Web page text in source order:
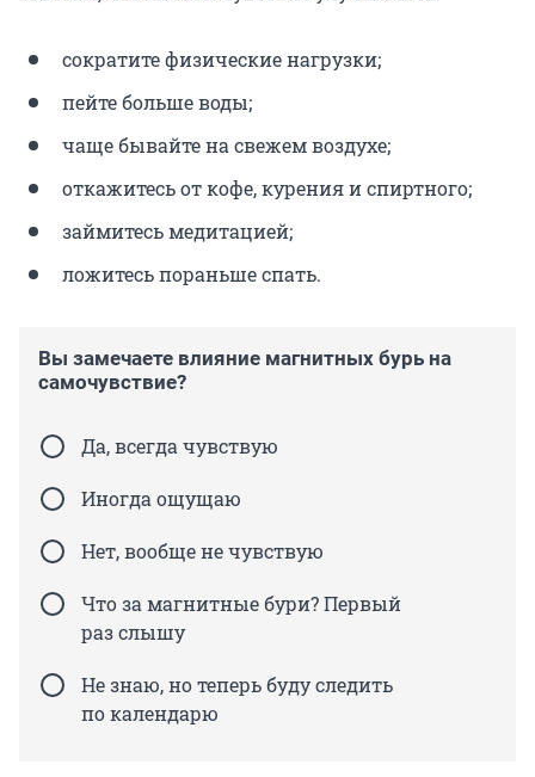
сократите физические нагрузки;
пейте больше воды;
чаще бывайте на свежем воздухе;
откажитесь от кофе, курения и спиртного;
займитесь медитацией;
ложитесь пораньше спать.
Вы замечаете влияние магнитных бурь на
самочувствие?
Да, всегда чувствую
Иногда ощущаю
Нет, вообще не чувствую
Что за магнитные бури? Первый
раз слышу
Не знаю, но теперь буду следить
по календарю